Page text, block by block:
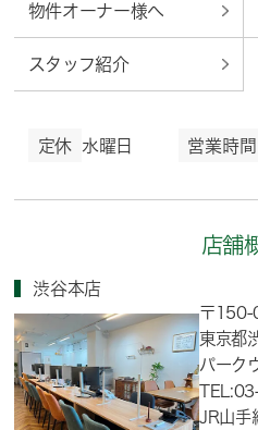
物件オーナー様へ
スタッフ紹介
定休 水曜日 営業時間
店舗
渋谷本店
〒150-
東京都
パーク
JR山手